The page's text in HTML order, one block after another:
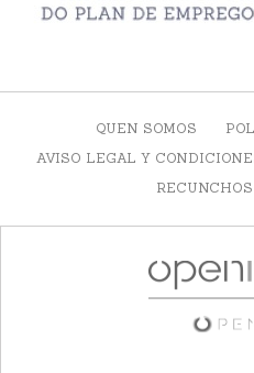
QUEN SOMOS
AVISO LEGAL Y